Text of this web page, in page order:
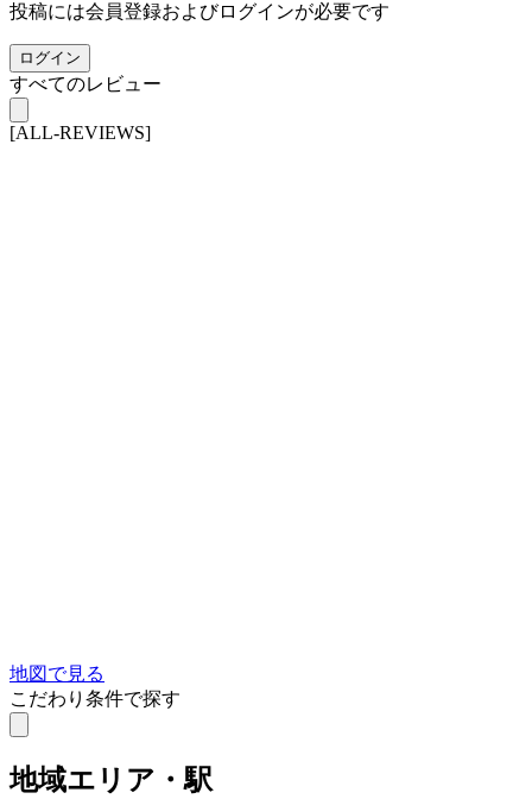
投稿には会員登録およびログインが必要です
ログイン
すべてのレビュー
[ALL-REVIEWS]
地図で見る
こだわり条件で探す
地域エリア・駅